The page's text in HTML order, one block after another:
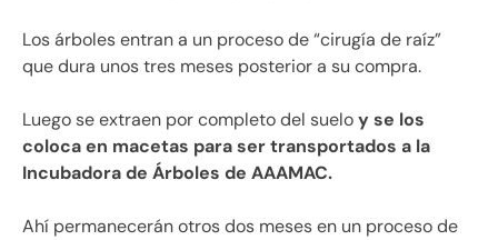
Los árboles entran a un proceso de “cirugía de raíz”
que dura unos tres meses posterior a su compra.
Luego se extraen por completo del sueloy se los
coloca en macetas para ser transportados a la
Incubadora de Árboles de AAAMAC.
Ahí permanecerán otros dos meses en un proceso de